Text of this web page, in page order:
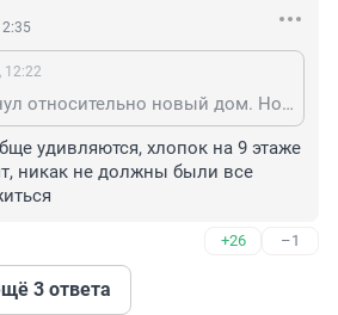
12:22
В Саратове рухнул относительно новый дом. Но все эти обрушения уже начинают походить на систему. Такого нет ни в одной, даже самой нищей стране мира.
удивляются, хлопок на 9 этаже
никак не должны были все
+26 –1
3 ответа